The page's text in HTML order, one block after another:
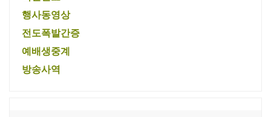
행사동영상
전도폭발간증
예배생중계
방송사역